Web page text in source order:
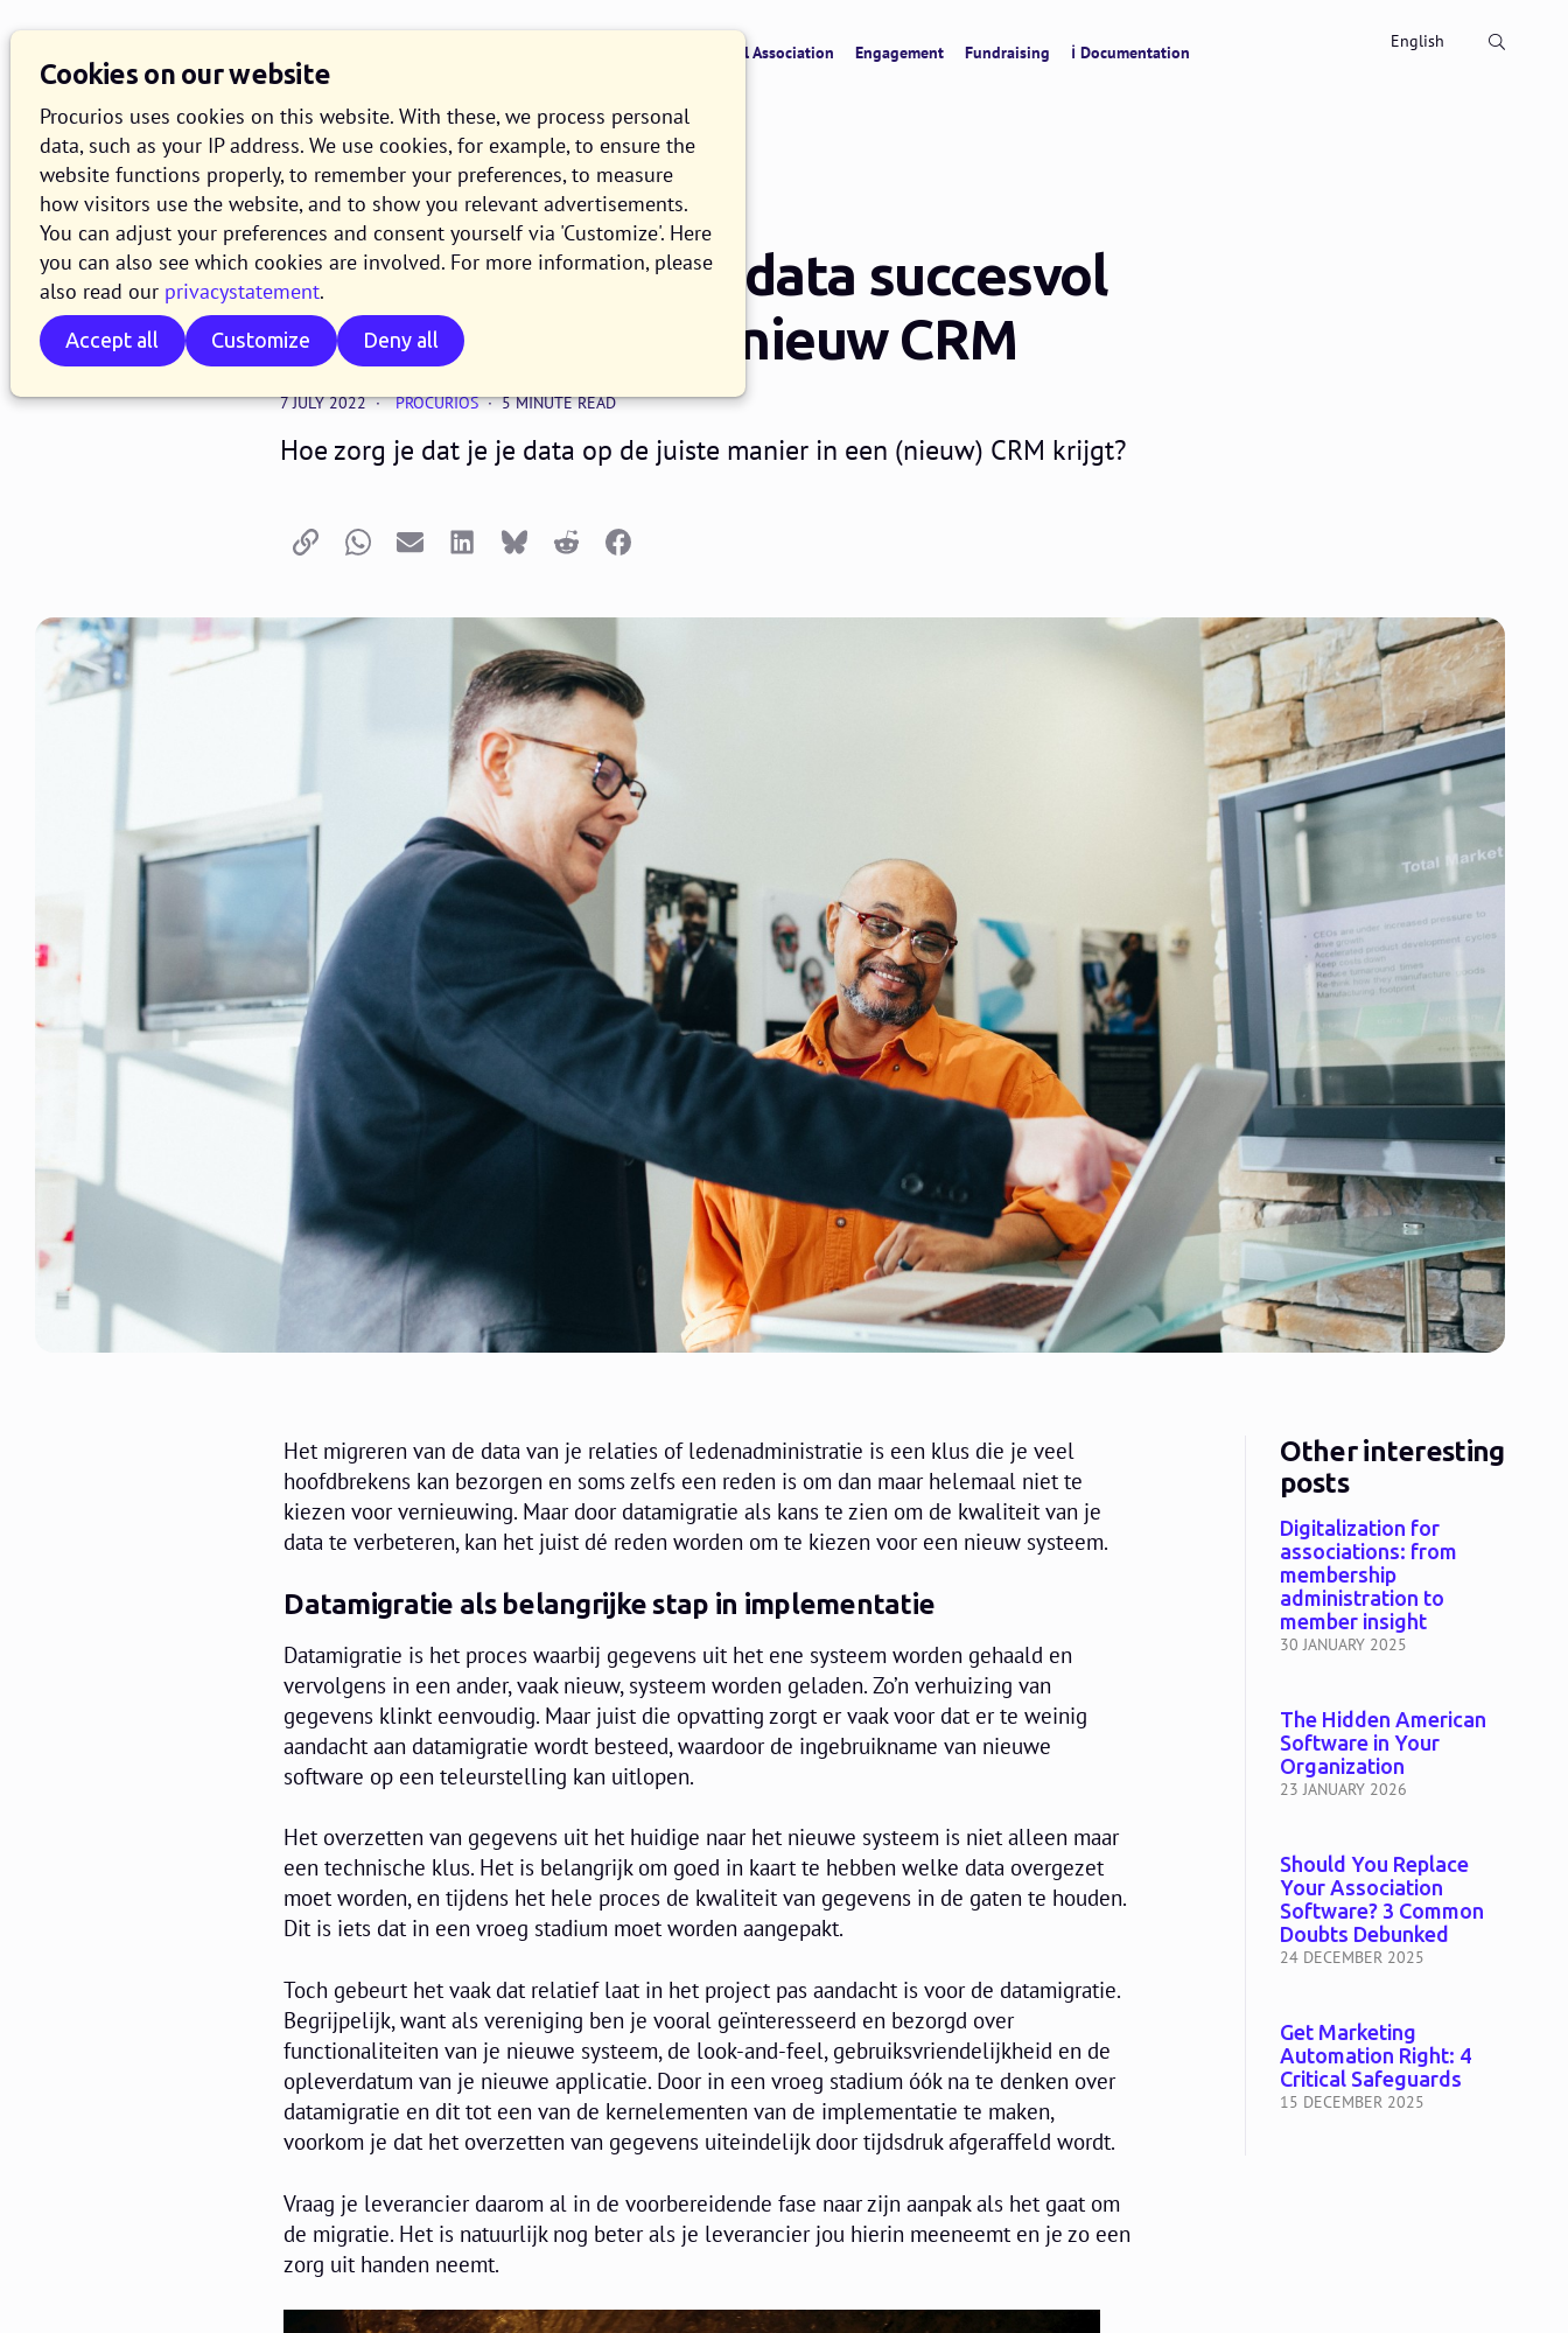
Cookies on our website
Procurios uses cookies on this website. With these, we process personal
data, such as your IP address. We use cookies, for example, to ensure the
website functions properly, to remember your preferences, to measure
how visitors use the website, and to show you relevant advertisements.
You can adjust your preferences and consent yourself via 'Customize'. Here
you can also see which cookies are involved. For more information, please
also read our privacystatement.
Accept all Customize Deny all
Digital Association Engagement Fundraising ℹ Documentation
English
CRM & data
Zo zorg je dat je je data succesvol
migreert naar een nieuw CRM
7 JULY 2022 PROCURIOS 5 MINUTE READ
Hoe zorg je dat je je data op de juiste manier in een (nieuw) CRM krijgt?
Copy linkWhatsappEmail LinkedInBlueskyReddit Facebook
Het migreren van de data van je relaties of ledenadministratie is een klus die je veel
hoofdbrekens kan bezorgen en soms zelfs een reden is om dan maar helemaal niet te
kiezen voor vernieuwing. Maar door datamigratie als kans te zien om de kwaliteit van je
data te verbeteren, kan het juist dé reden worden om te kiezen voor een nieuw systeem.
Datamigratie als belangrijke stap in implementatie
Datamigratie is het proces waarbij gegevens uit het ene systeem worden gehaald en
vervolgens in een ander, vaak nieuw, systeem worden geladen. Zo’n verhuizing van
gegevens klinkt eenvoudig. Maar juist die opvatting zorgt er vaak voor dat er te weinig
aandacht aan datamigratie wordt besteed, waardoor de ingebruikname van nieuwe
software op een teleurstelling kan uitlopen.
Het overzetten van gegevens uit het huidige naar het nieuwe systeem is niet alleen maar
een technische klus. Het is belangrijk om goed in kaart te hebben welke data overgezet
moet worden, en tijdens het hele proces de kwaliteit van gegevens in de gaten te houden.
Dit is iets dat in een vroeg stadium moet worden aangepakt.
Toch gebeurt het vaak dat relatief laat in het project pas aandacht is voor de datamigratie.
Begrijpelijk, want als vereniging ben je vooral geïnteresseerd en bezorgd over
functionaliteiten van je nieuwe systeem, de look-and-feel, gebruiksvriendelijkheid en de
opleverdatum van je nieuwe applicatie. Door in een vroeg stadium óók na te denken over
datamigratie en dit tot een van de kernelementen van de implementatie te maken,
voorkom je dat het overzetten van gegevens uiteindelijk door tijdsdruk afgeraffeld wordt.
Vraag je leverancier daarom al in de voorbereidende fase naar zijn aanpak als het gaat om
de migratie. Het is natuurlijk nog beter als je leverancier jou hierin meeneemt en je zo een
zorg uit handen neemt.
Other interesting
posts
30 JANUARY 2025
Digitalization for
associations: from
membership
administration to
member insight
23 JANUARY 2026
The Hidden American
Software in Your
Organization
24 DECEMBER 2025
Should You Replace
Your Association
Software? 3 Common
Doubts Debunked
15 DECEMBER 2025
Get Marketing
Automation Right: 4
Critical Safeguards
Search